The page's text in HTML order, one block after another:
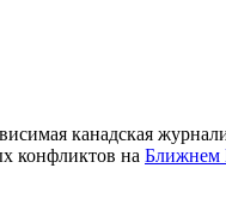
канадская
конфликтов на Ближнем